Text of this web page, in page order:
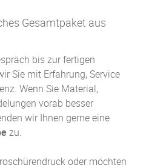
Gesamtpaket aus
bis zur fertigen
Sie mit Erfahrung, Service
Wenn Sie Material,
vorab besser
wir Ihnen gerne eine
zu.
oder möchten